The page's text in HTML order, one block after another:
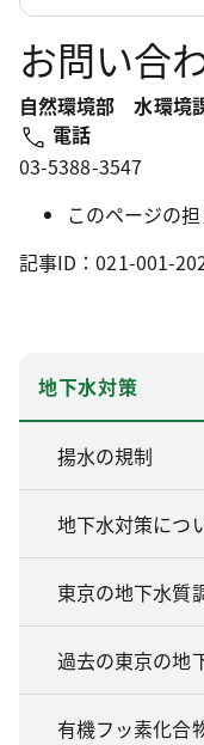
お問い合
自然環境部 水環境
電話
03-5388-3547
このページの
記事ID：021-001-
地下水対策
揚水の規制
地下水対策につ
東京の地下水質
過去の東京の地
有機フッ素化合